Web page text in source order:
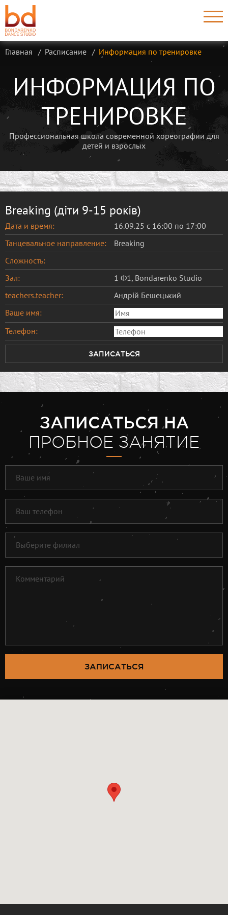
Главная Расписание Информация по тренировке
ИНФОРМАЦИЯ ПО
ТРЕНИРОВКЕ
Профессиональная школа современной хореографии для
детей и взрослых
Breaking (діти 9-15 років)
Дата и время:
16.09.25 с 16:00 по 17:00
Танцевальное направление:
Breaking
Сложность:
Зал:
1 Ф1, Bondarenko Studio
teachers.teacher:
Андрій Бешецький
Ваше имя:
Телефон:
ЗАПИСАТЬСЯ
ЗАПИСАТЬСЯ НА
ПРОБНОЕ ЗАНЯТИЕ
ЗАПИСАТЬСЯ